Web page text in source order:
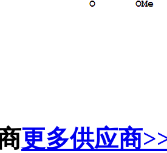
更多供应商